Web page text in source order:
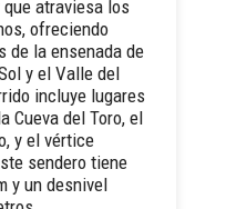
atraviesa los
ofreciendo
de la ensenada de
y el Valle del
incluye lugares
Cueva del Toro, el
y el vértice
sendero tiene
y un desnivel